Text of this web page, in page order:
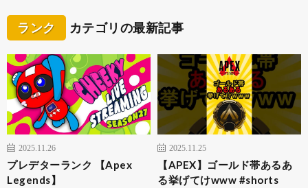
ランク カテゴリの最新記事
2025.11.26
プレデターランク 【Apex
Legends】
2025.11.25
【APEX】ゴールド帯あるあ
る挙げてけwww #shorts